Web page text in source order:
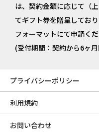
は、契約金額に応じて（
てギフト券を贈呈してお
フォーマットにて申請く
(受付期間：契約から6ヶ
プライバシーポリシー
利用規約
お問い合わせ